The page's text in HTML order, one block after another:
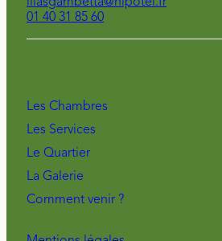
lilasgambetta@hipotel.fr
01 40 31 85 60
Les Chambres
Les Services
Le Quartier
La Galerie
Comment venir ?